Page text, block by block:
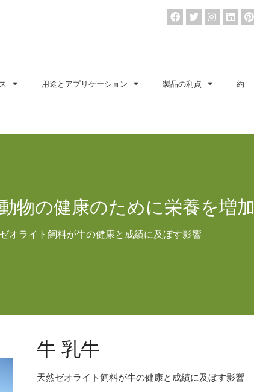
用途とアプリケーション 製品の利点 約
物の健康のために栄養を増加
オライト飼料が牛の健康と成績に及ぼす影響
牛 乳牛
天然ゼオライト飼料が牛の健康と成績に及ぼす影響